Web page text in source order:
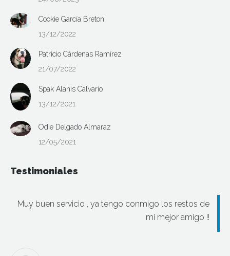
Cookie García Breton
13/12/2022
Patricio Cárdenas Ramírez
21/07/2022
Spak Alanis Calvario
13/12/2021
Odie Delgado Almaraz
12/05/2021
Testimoniales
Muy buen servicio , ya tengo conmigo los restos de
mi mejor amigo !!